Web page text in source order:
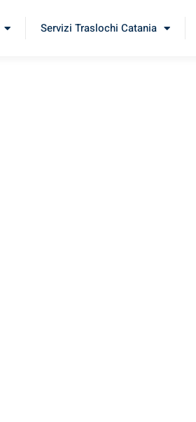
Servizi Traslochi Catania